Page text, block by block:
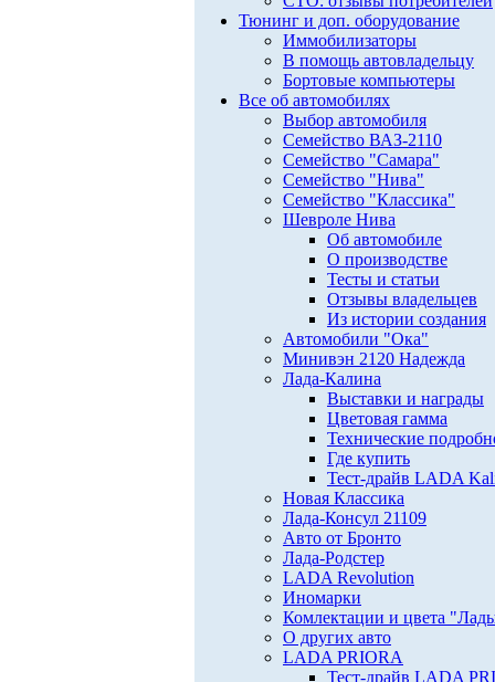
Тюнинг и доп. оборудование
Иммобилизаторы
В помощь автовладельцу
Бортовые компьютеры
Все об автомобилях
Выбор автомобиля
Семейство ВАЗ-2110
Семейство "Самара"
Семейство "Нива"
Семейство "Классика"
Шевроле Нива
Об автомобиле
О производстве
Тесты и статьи
Отзывы владельцев
Из истории создания
Автомобили "Ока"
Минивэн 2120 Надежда
Лада-Калина
Выставки и награды
Цветовая гамма
Технические
Где купить
Тест-драйв LADA
Новая Классика
Лада-Консул 21109
Авто от Бронто
Лада-Родстер
LADA Revolution
Иномарки
Комлектации и цвета
О других авто
LADA PRIORA
Тест-драйв LADA